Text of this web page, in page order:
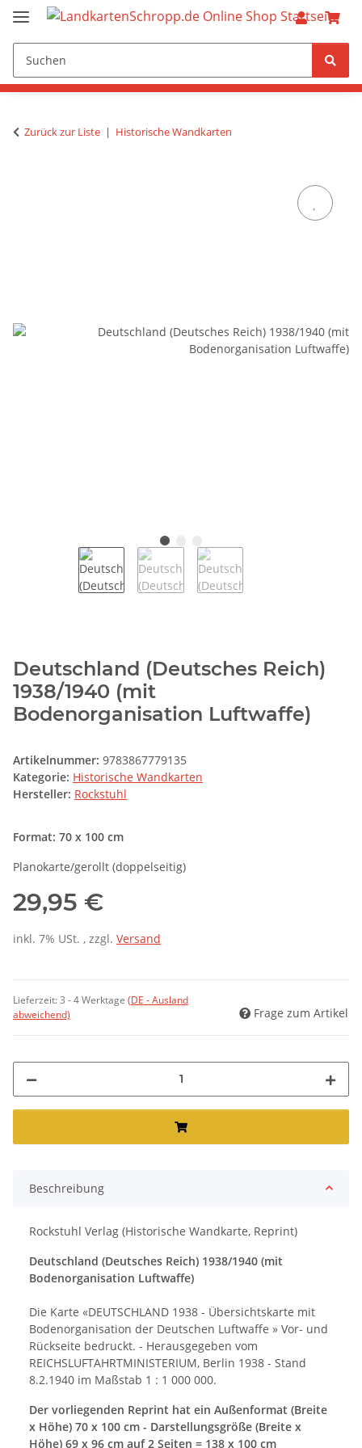
Zurück zur Liste Historische Wandkarten
Deutschland (Deutsches Reich)
1938/1940 (mit
Bodenorganisation Luftwaffe)
Artikelnummer: 9783867779135
Kategorie: Historische Wandkarten
Hersteller: Rockstuhl
Format: 70 x 100 cm
Planokarte/gerollt (doppelseitig)
29,95 €
inkl. 7% USt. , zzgl. Versand
Lieferzeit:3 - 4 Werktage (DE - Ausland
abweichend)
Frage zum Artikel
Beschreibung
Rockstuhl Verlag (Historische Wandkarte, Reprint)
Deutschland (Deutsches Reich) 1938/1940 (mit
Bodenorganisation Luftwaffe)
Die Karte «DEUTSCHLAND 1938 - Übersichtskarte mit
Bodenorganisation der Deutschen Luftwaffe » Vor- und
Rückseite bedruckt. - Herausgegeben vom
REICHSLUFTAHRTMINISTERIUM, Berlin 1938 - Stand
8.2.1940 im Maßstab 1 : 1 000 000.
Der vorliegenden Reprint hat ein Außenformat (Breite
x Höhe) 70 x 100 cm - Darstellungsgröße (Breite x
Höhe) 69 x 96 cm auf 2 Seiten = 138 x 100 cm